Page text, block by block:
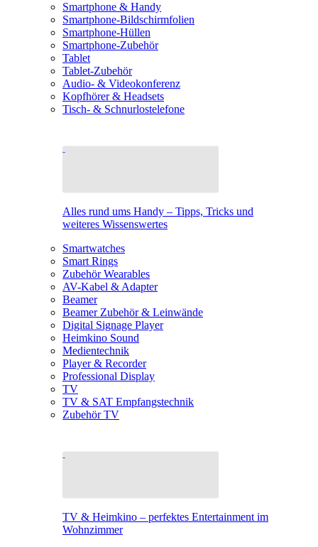
Smartphone & Handy
Smartphone-Bildschirmfolien
Smartphone-Hüllen
Smartphone-Zubehör
Tablet
Tablet-Zubehör
Audio- & Videokonferenz
Kopfhörer & Headsets
Tisch- & Schnurlostelefone
Alles rund ums Handy – Tipps, Tricks und
weiteres Wissenswertes
Smartwatches
Smart Rings
Zubehör Wearables
AV-Kabel & Adapter
Beamer
Beamer Zubehör & Leinwände
Digital Signage Player
Heimkino Sound
Medientechnik
Player & Recorder
Professional Display
TV
TV & SAT Empfangstechnik
Zubehör TV
TV & Heimkino – perfektes Entertainment im
Wohnzimmer